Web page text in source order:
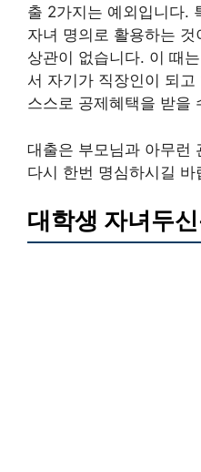
출 2가지는 예외입니다.
자녀 명의로 활용하는
상관이 없습니다. 이 때
서 자기가 직장인이 되
스스로 공제혜택을 받을
대출은 부모님과 아무런
다시 한번 명심하시길 바
대학생 자녀두